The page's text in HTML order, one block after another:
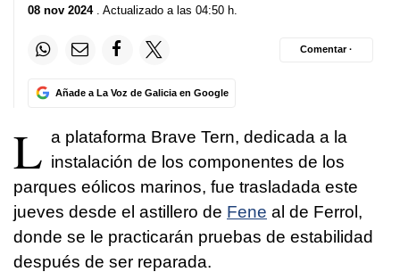
08 nov 2024. Actualizado a las 04:50 h.
Añade a La Voz de Galicia en Google
Comentar ·
L a plataforma Brave Tern, dedicada a la
instalación de los componentes de los
parques eólicos marinos, fue trasladada este
jueves desde el astillero de Fene al de Ferrol,
donde se le practicarán pruebas de estabilidad
después de ser reparada.